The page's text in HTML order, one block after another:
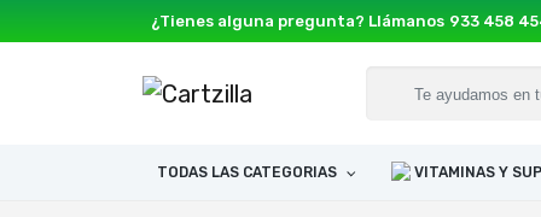
¿Tienes alguna pregunta? Llámanos 933 458
TODAS LAS CATEGORIAS VITAMINAS Y